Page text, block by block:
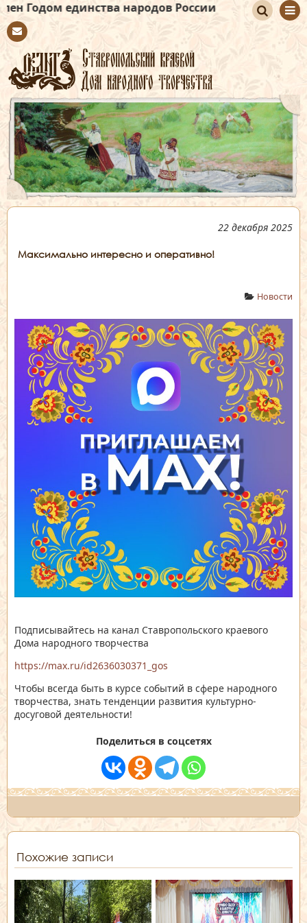
народов России
tact
иск
22 декабря 2025
Максимально интересно и оперативно!
Новости
Подписывайтесь на канал Ставропольского краевого
Дома народного творчества
https://max.ru/id2636030371_gos
Чтобы всегда быть в курсе событий в сфере народного
творчества, знать тенденции развития культурно-
досуговой деятельности!
Поделиться в соцсетях
Похожие записи